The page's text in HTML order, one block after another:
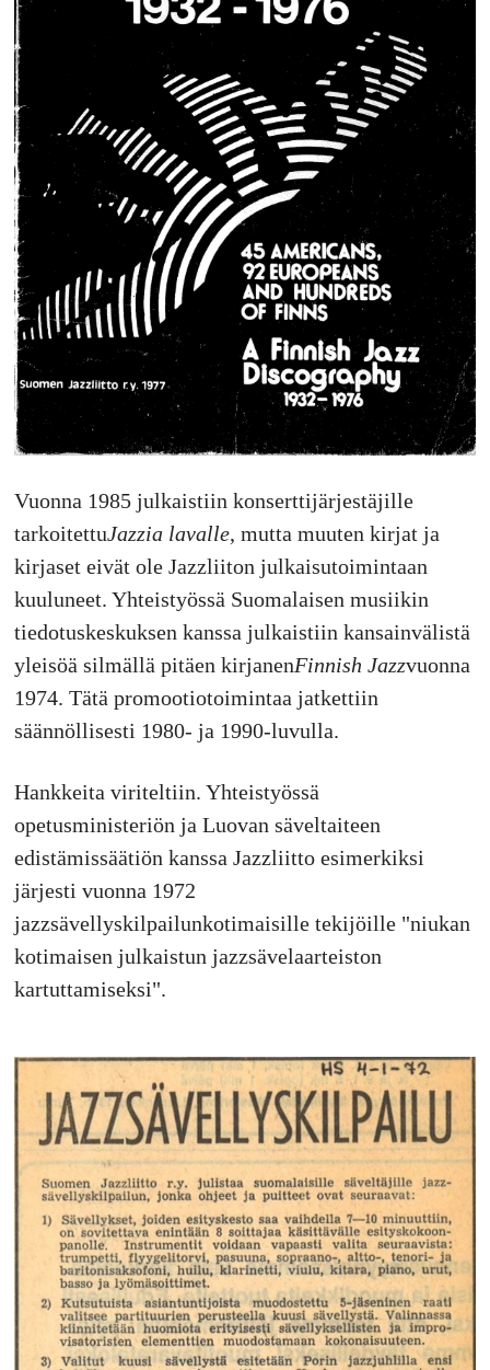
Vuonna 1985 julkaistiin konserttijärjestäjille
tarkoitettuJazzia lavalle, mutta muuten kirjat ja
kirjaset eivät ole Jazzliiton julkaisutoimintaan
kuuluneet. Yhteistyössä Suomalaisen musiikin
tiedotuskeskuksen kanssa julkaistiin kansainvälistä
yleisöä silmällä pitäen kirjanenFinnish Jazzvuonna
1974. Tätä promootiotoimintaa jatkettiin
säännöllisesti 1980- ja 1990-luvulla.
Hankkeita viriteltiin. Yhteistyössä
opetusministeriön ja Luovan säveltaiteen
edistämissäätiön kanssa Jazzliitto esimerkiksi
järjesti vuonna 1972
jazzsävellyskilpailunkotimaisille tekijöille "niukan
kotimaisen julkaistun jazzsävelaarteiston
kartuttamiseksi".